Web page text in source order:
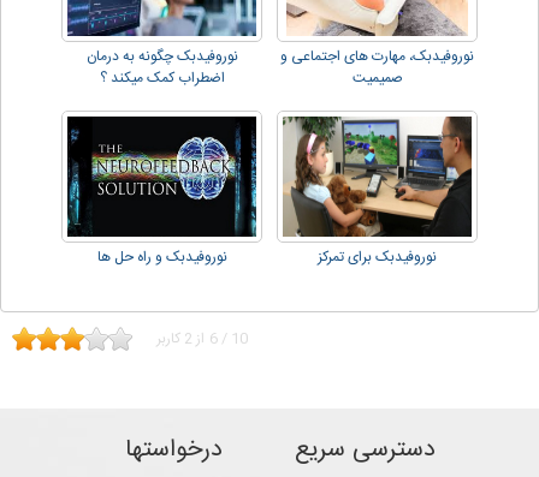
نوروفیدبک، مهارت های اجتماعی و
صمیمیت
نوروفیدبک چگونه به درمان
اضطراب کمک میکند ؟
نوروفیدبک برای تمرکز نوروفیدبک و راه حل ها
6 / 10 از 2 کاربر
دسترسی سریع درخواستها